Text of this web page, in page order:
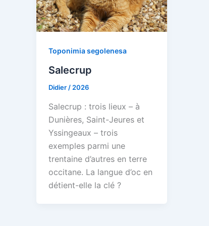
Toponimia segolenesa
Salecrup
Didier/2026
Salecrup : trois lieux – à
Dunières, Saint-Jeures et
Yssingeaux – trois
exemples parmi une
trentaine d’autres en terre
occitane. La langue d’oc en
détient-elle la clé ?